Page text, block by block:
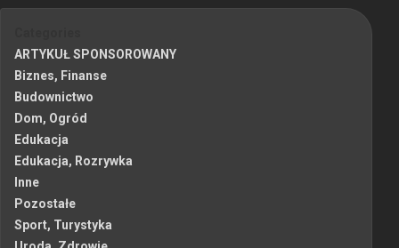
ARTYKUŁ SPONSOROWANY
Biznes, Finanse
Budownictwo
Dom, Ogród
Edukacja
Edukacja, Rozrywka
Inne
Pozostałe
Sport, Turystyka